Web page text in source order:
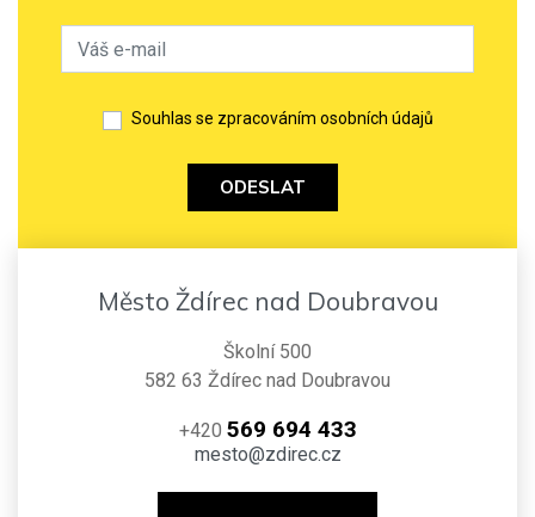
Souhlas se zpracováním osobních údajů
ODESLAT
Město Ždírec nad Doubravou
Školní 500
582 63 Ždírec nad Doubravou
+420 569 694 433
mesto@zdirec.cz